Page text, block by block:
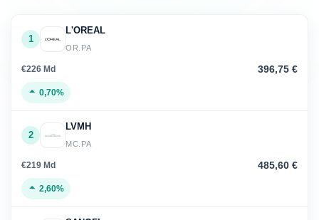
1
L'OREAL
OR.PA
€226 Md 396,75 €
0,70%
2
LVMH
MC.PA
€219 Md 485,60 €
2,60%